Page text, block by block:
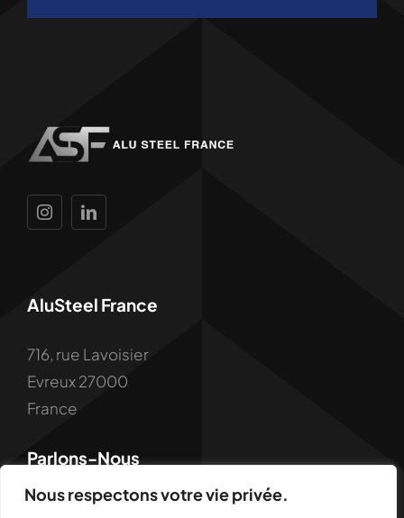
Nous respectons votre vie privée.
AluSteel France
716, rue Lavoisier
Evreux 27000
France
Parlons-Nous